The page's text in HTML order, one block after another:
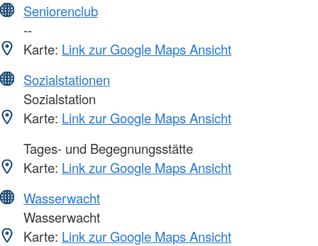
Seniorenclub
--
Karte: Link zur Google Maps Ansicht
Sozialstationen
Sozialstation
Karte: Link zur Google Maps Ansicht
Tages- und Begegnungsstätte
Karte: Link zur Google Maps Ansicht
Wasserwacht
Wasserwacht
Karte: Link zur Google Maps Ansicht